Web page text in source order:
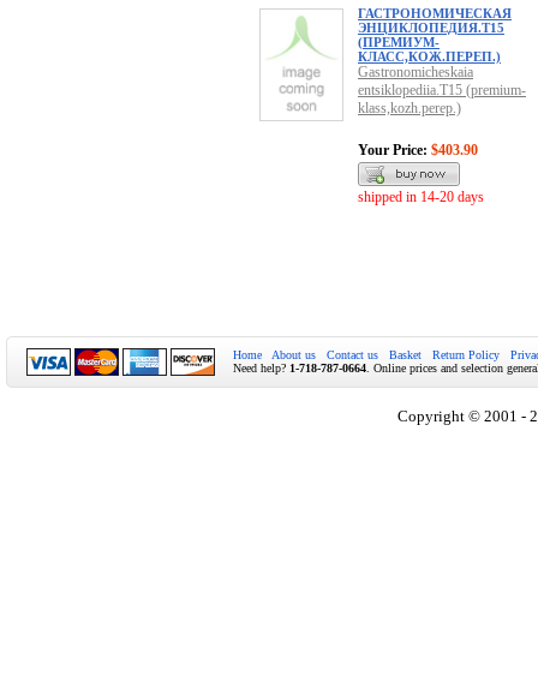
ГАСТРОНОМИЧЕСКАЯ
ЭНЦИКЛОПЕДИЯ.Т15
(ПРЕМИУМ-
КЛАСС,КОЖ.ПЕРЕП.)
Gastronomicheskaia
entsiklopediia.T15 (premium-
klass,kozh.perep.)
Your Price: $403.90
shipped in 14-20 days
Home About us Contact us Basket Return Policy
Need help? 1-718-787-0664 . Online prices and selection
Copyright © 2001 -